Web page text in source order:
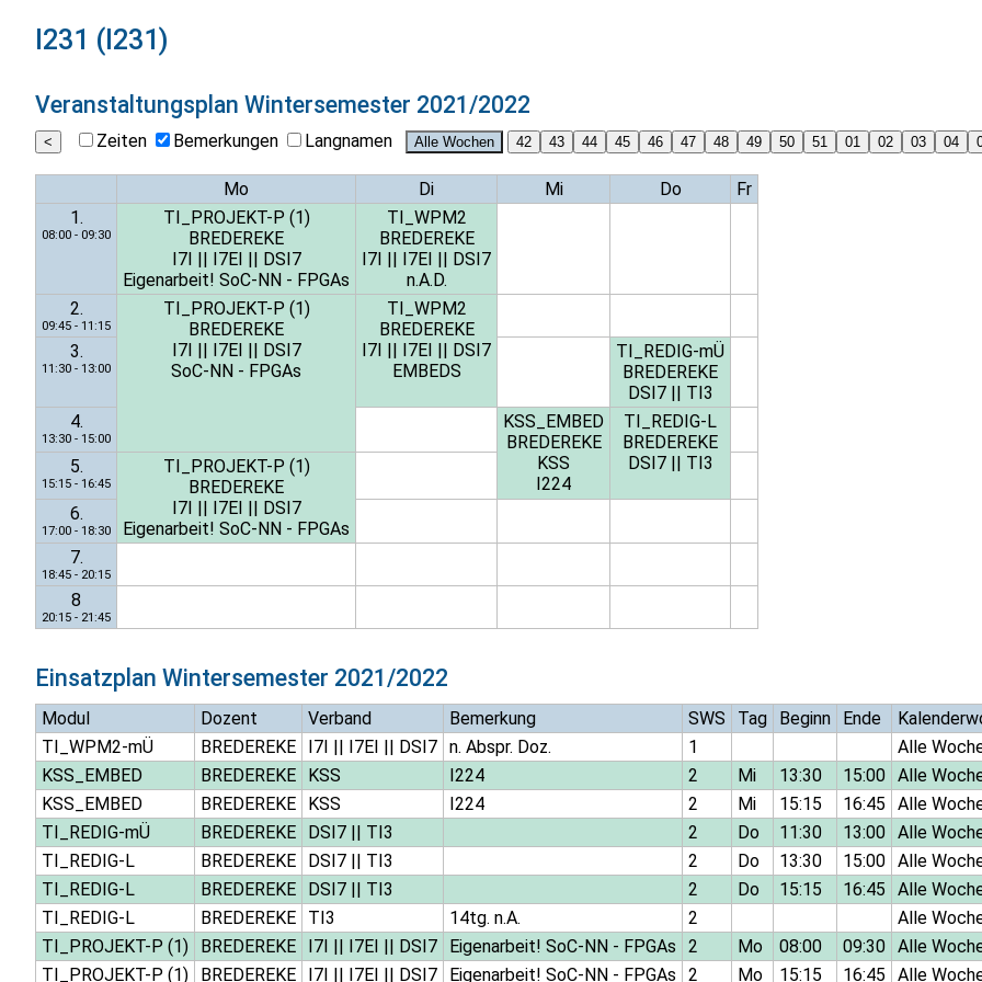
I231 (I231)
Veranstaltungsplan Wintersemester 2021/2022
Zeiten Bemerkungen Langnamen
Mo Di Mi Do
Fr
1.
08:00 - 09:30
TI_PROJEKT-P (1)
BREDEREKE
I7I
I7EI
DSI7
Eigenarbeit! SoC-NN - FPGAs
TI_WPM2
BREDEREKE
I7I
I7EI
DSI7
n.A.D.
2.
09:45 - 11:15
TI_PROJEKT-P (1)
BREDEREKE
I7I
I7EI
DSI7
SoC-NN - FPGAs
TI_WPM2
BREDEREKE
I7I
I7EI
DSI7
EMBEDS
3.
11:30 - 13:00
TI_REDIG-mÜ
BREDEREKE
DSI7|| TI3
4.
13:30 - 15:00
KSS_EMBED
BREDEREKE
KSS
I224
TI_REDIG-L
BREDEREKE
DSI7|| TI3
5.
15:15 - 16:45
TI_PROJEKT-P (1)
BREDEREKE
I7I
I7EI
DSI7
Eigenarbeit! SoC-NN - FPGAs
6.
17:00 - 18:30
7.
18:45 - 20:15
8
20:15 - 21:45
Einsatzplan Wintersemester 2021/2022
Modul Dozent Verband Bemerkung SWS Tag Beginn Ende
TI_WPM2-mÜ
BREDEREKE I7I || I7EI || DSI7 n. Abspr. Doz. 1
Alle
KSS_EMBED
BREDEREKE KSS I224 2 Mi 13:30 15:00 Alle
KSS_EMBED
BREDEREKE KSS I224 2 Mi 15:15 16:45
Alle
TI_REDIG-mÜ
BREDEREKE DSI7|| TI3 2 Do 11:30 13:00 Alle
TI_REDIG-L
BREDEREKE DSI7|| TI3 2 Do 13:30 15:00 Alle
TI_REDIG-L
BREDEREKE DSI7|| TI3 2 Do 15:15 16:45
Alle
TI_REDIG-L
BREDEREKE TI3 14tg. n.A. 2
Alle
TI_PROJEKT-P (1)
BREDEREKE I7I || I7EI || DSI7 Eigenarbeit! SoC-NN - FPGAs 2 Mo 08:00 09:30 Alle
TI_PROJEKT-P (1)
BREDEREKE I7I || I7EI || DSI7 Eigenarbeit! SoC-NN - FPGAs 2 Mo 15:15 16:45 Alle